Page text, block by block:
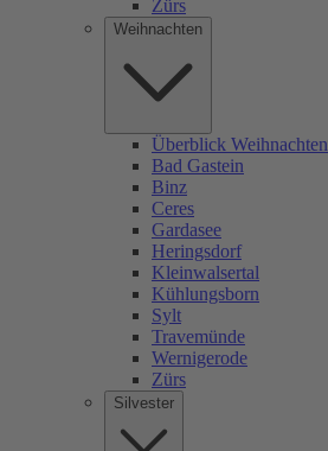
Zürs
Weihnachten
Überblick Weihnachten
Bad Gastein
Binz
Ceres
Gardasee
Heringsdorf
Kleinwalsertal
Kühlungsborn
Sylt
Travemünde
Wernigerode
Zürs
Silvester